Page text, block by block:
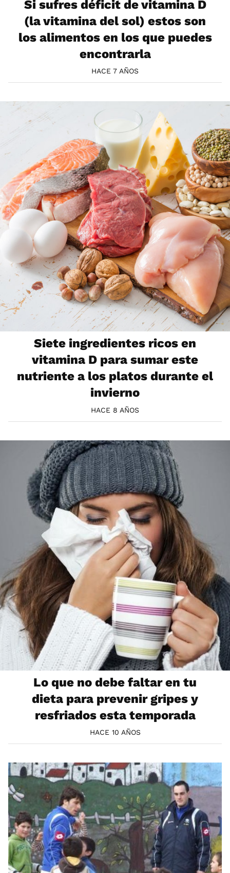
Si sufres déficit de vitamina D
(la vitamina del sol) estos son
los alimentos en los que puedes
encontrarla
HACE 7 AÑOS
Siete ingredientes ricos en
vitamina D para sumar este
nutriente a los platos durante el
invierno
HACE 8 AÑOS
Lo que no debe faltar en tu
dieta para prevenir gripes y
resfriados esta temporada
HACE 10 AÑOS